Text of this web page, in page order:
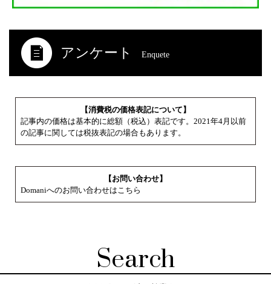
アンケート Enquete
【消費税の価格表記について】
記事内の価格は基本的に総額（税込）表記です。2021年4月以前
の記事に関しては税抜表記の場合もあります。
【お問い合わせ】
Domaniへのお問い合わせはこちら
Search